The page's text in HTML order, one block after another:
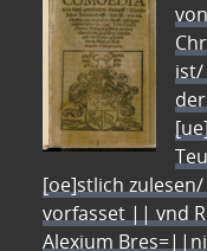
[oe]stlich
vorfasset || vnd
Alexium